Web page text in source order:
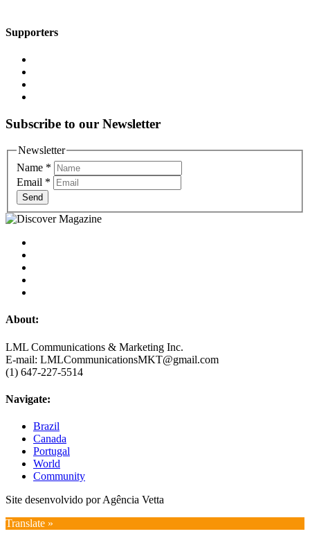
Supporters
Subscribe to our Newsletter
Newsletter
Name *
Email *
Send
About:
LML Communications & Marketing Inc.
E-mail: LMLCommunicationsMKT@gmail.com
(1) 647-227-5514
Navigate:
Brazil
Canada
Portugal
World
Community
Site desenvolvido por Agência Vetta
Translate »